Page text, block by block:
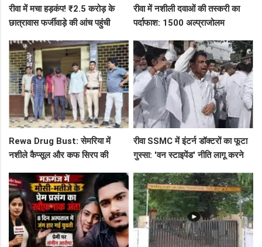
रीवा में मचा हड़कंप! ₹2.5 करोड़ के
छात्रावास फर्जीवाड़े की आंच पहुंची
एक्शन लेटर
रीवा में नशीली दवाओं की तस्करी का
पर्दाफाश: 1500 अल्प्राजोलम
सप्लाई चेन
Rewa Drug Bust: सेमरिया में
नशीले कैप्सूल और कफ सिरप की
के पीछे
रीवा SSMC में इंटर्न डॉक्टरों का फूटा
गुस्सा: 'वन स्टाइपेंड' नीति लागू करने
छात्र